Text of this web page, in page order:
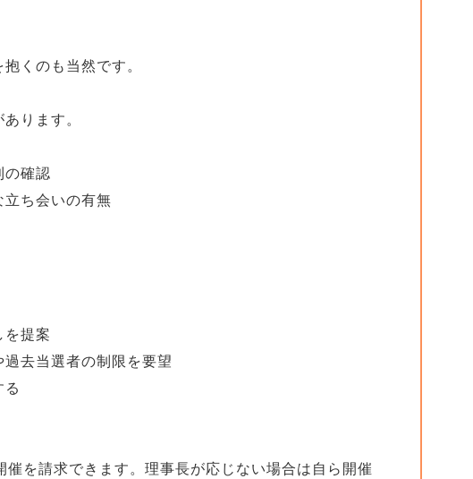
くのも当然です。
ります。
確認
ち会いの有無
提案
去当選者の制限を要望
を請求できます。理事長が応じない場合は自ら開催